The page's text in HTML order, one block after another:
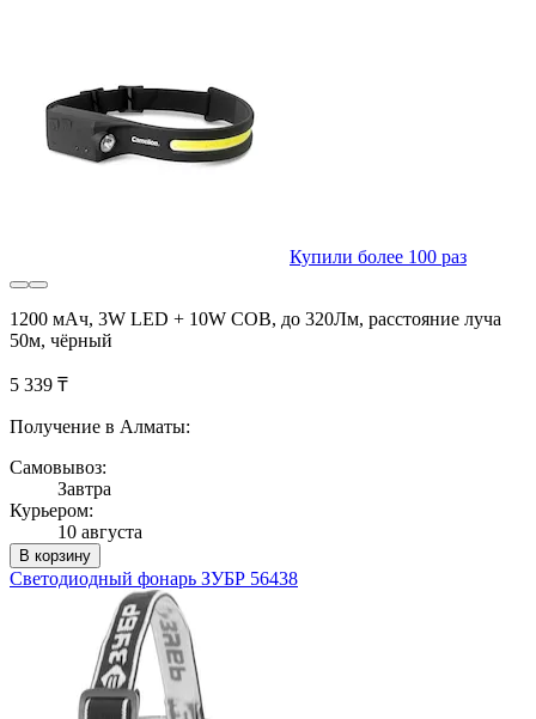
Купили более 100 раз
1200 мАч, 3W LED + 10W COB, до 320Лм, расстояние луча
50м, чёрный
5 339 ₸
Получение в Алматы:
Самовывоз:
Завтра
Курьером:
10 августа
В корзину
Светодиодный фонарь ЗУБР 56438